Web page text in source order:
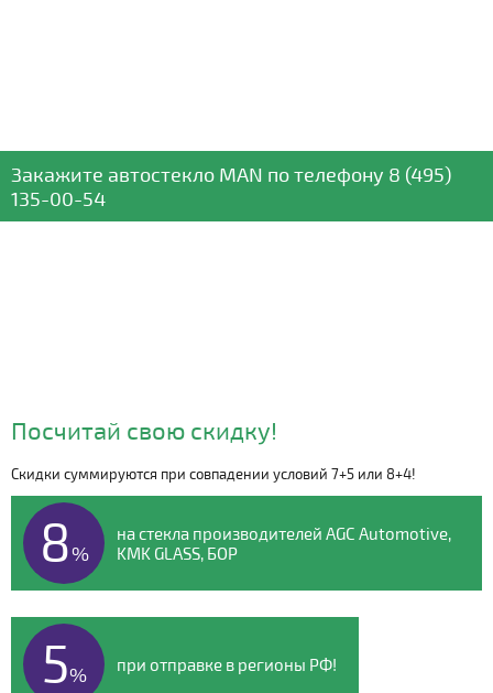
Закажите автостекло MAN по телефону 8 (495)
135-00-54
Видео о компании
Посчитай свою скидку!
Скидки суммируются при совпадении условий 7+5 или 8+4!
8%
на стекла производителей AGC Automotive,
KMK GLASS, БОР
5% при отправке в регионы РФ!